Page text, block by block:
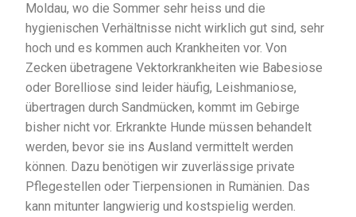
Moldau, wo die Sommer sehr heiss und die
hygienischen Verhältnisse nicht wirklich gut sind, sehr
hoch und es kommen auch Krankheiten vor. Von
Zecken übetragene Vektorkrankheiten wie Babesiose
oder Borelliose sind leider häufig, Leishmaniose,
übertragen durch Sandmücken, kommt im Gebirge
bisher nicht vor. Erkrankte Hunde müssen behandelt
werden, bevor sie ins Ausland vermittelt werden
können. Dazu benötigen wir zuverlässige private
Pflegestellen oder Tierpensionen in Rumänien. Das
kann mitunter langwierig und kostspielig werden.